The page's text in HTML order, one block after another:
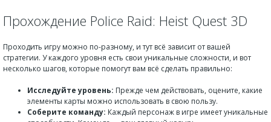
Прохождение Police Raid: Heist Quest 3D
Проходить игру можно по-разному, и тут всё зависит от вашей
стратегии. У каждого уровня есть свои уникальные сложности, и вот
несколько шагов, которые помогут вам всё сделать правильно:
Исследуйте уровень: Прежде чем действовать, оцените, какие
элементы карты можно использовать в свою пользу.
Соберите команду: Каждый персонаж в игре имеет уникальные